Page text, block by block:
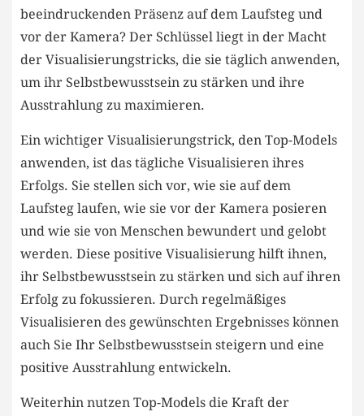
beeindruckenden Präsenz auf​ dem Laufsteg und
vor der Kamera? Der Schlüssel ⁤liegt in der Macht
der Visualisierungstricks, ‌die sie täglich anwenden,
um ihr Selbstbewusstsein zu stärken und ihre
Ausstrahlung zu maximieren.
Ein wichtiger Visualisierungstrick, den ​Top-Models
anwenden, ist das tägliche ‌Visualisieren ihres
Erfolgs. Sie​ stellen sich vor, wie sie auf dem
Laufsteg laufen, wie sie vor der Kamera posieren
und wie sie von Menschen bewundert und gelobt
werden.‌ Diese positive Visualisierung hilft ihnen,
ihr Selbstbewusstsein zu stärken und sich auf ihren
Erfolg zu⁢ fokussieren. Durch regelmäßiges
Visualisieren des gewünschten⁣ Ergebnisses können
auch Sie Ihr Selbstbewusstsein steigern und eine
positive Ausstrahlung entwickeln.
Weiterhin nutzen Top-Models die Kraft der